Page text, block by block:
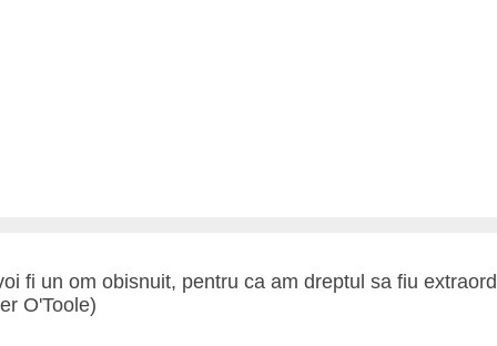
fi un om obisnuit, pentru ca am dreptul sa fiu
O'Toole)